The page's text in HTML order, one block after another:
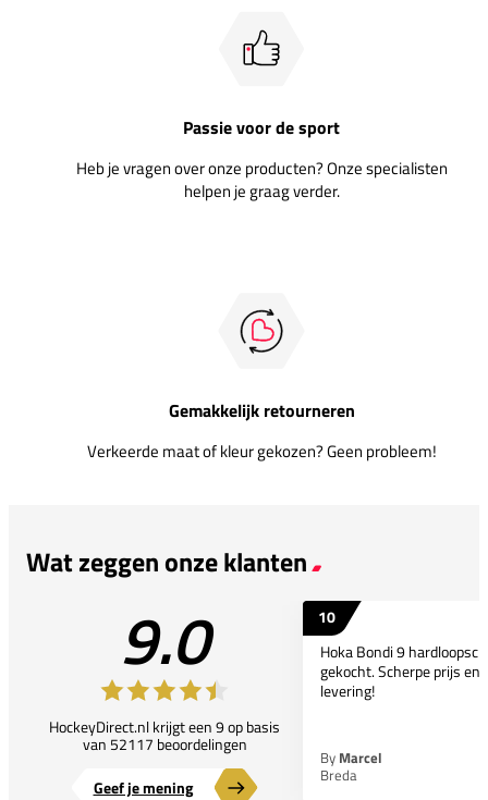
Passie voor de sport
Heb je vragen over onze producten? Onze specialisten
helpen je graag verder.
Gemakkelijk retourneren
Verkeerde maat of kleur gekozen? Geen probleem!
Wat zeggen onze klanten
9.0
HockeyDirect.nl krijgt een 9 op basis
van 52117 beoordelingen
Geef je mening
10
Hoka Bondi 9
gekocht. Scherpe prijs en
levering!
By Marcel
Breda